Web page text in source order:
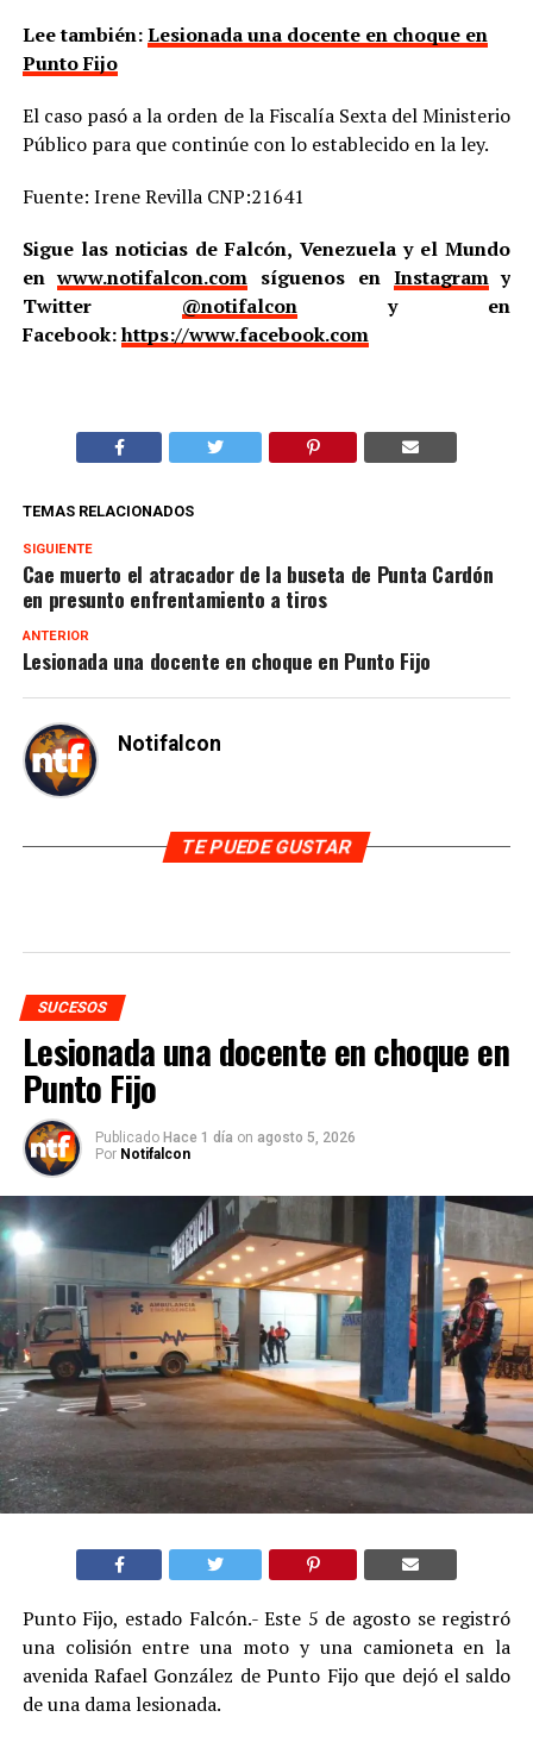
Lee también:Lesionada una docente en choque en
Punto Fijo
El caso pasó a la orden de la Fiscalía Sexta del Ministerio
Público para que continúe con lo establecido en la ley.
Fuente: Irene Revilla CNP:21641
Sigue las noticias de Falcón, Venezuela y el Mundo
enwww.notifalcon.com síguenos en Instagramy
Twitter @notifalcony en
Facebook:https://www.facebook.com
TEMAS RELACIONADOS
SIGUIENTE
Cae muerto el atracador de la buseta de Punta Cardón
en presunto enfrentamiento a tiros
ANTERIOR
Lesionada una docente en choque en Punto Fijo
Notifalcon
TE PUEDE GUSTAR
SUCESOS
Lesionada una docente en choque en
Punto Fijo
Publicado Hace 1 día on agosto 5, 2026
Por Notifalcon
Punto Fijo, estado Falcón.- Este 5 de agosto se registró
una colisión entre una moto y una camioneta en la
avenida Rafael González de Punto Fijo que dejó el saldo
de una dama lesionada.